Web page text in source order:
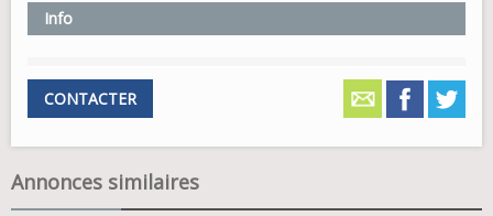
Info
CONTACTER
Annonces similaires